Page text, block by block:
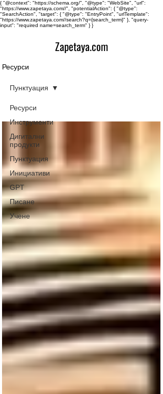
{ "@context": "https://schema.org/", "@type": "WebSite", "url":
"https://www.zapetaya.com//", "potentialAction": { "@type":
"SearchAction", "target": { "@type": "EntryPoint", "urlTemplate":
"https://www.zapetaya.com//search?q={search_term}" }, "query-
input": "required name=search_term" } }
Zapetaya.com
Ресурси
Ресурси
Инструменти
Дигитални
продукти
Пунктуация
Инициативи
GPT
Писане
Учене
Пунктуация